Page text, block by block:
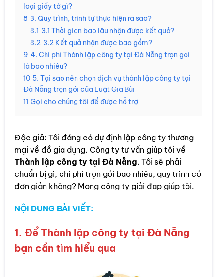
loại giấy tờ gì?
8 3. Quy trình, trình tự thực hiện ra sao?
8.1 3.1 Thời gian bao lâu nhận được kết quả?
8.2 3.2 Kết quả nhận được bao gồm?
9 4. Chi phí Thành lập công ty tại Đà Nẵng trọn gói
là bao nhiêu?
10 5. Tại sao nên chọn dịch vụ thành lập công ty tại
Đà Nẵng trọn gói của Luật Gia Bùi
11 Gọi cho chúng tôi để được hỗ trợ:
Độc giả: Tôi đáng có dự định lập công ty thương
mại về đồ gia dụng. Công ty tư vấn giúp tôi về
Thành lập công ty tại Đà Nẵng. Tôi sẽ phải
chuẩn bị gì, chi phí trọn gói bao nhiêu, quy trình có
đơn giản không? Mong công ty giải đáp giúp tôi.
NỘI DUNG BÀI VIẾT:
1. Để Thành lập công ty tại Đà Nẵng
bạn cần tìm hiểu qua